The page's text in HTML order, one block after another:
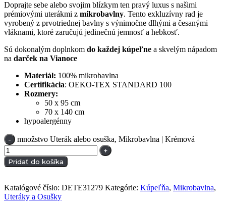
Doprajte sebe alebo svojim blízkym ten pravý luxus s našimi
prémiovými uterákmi z mikrobavlny. Tento exkluzívny rad je
vyrobený z prvotriednej bavlny s výnimočne dlhými a česanými
vláknami, ktoré zaručujú jedinečnú jemnosť a hebkosť.
Sú dokonalým doplnkom do každej kúpeľne a skvelým nápadom
na darček na Vianoce
Materiál: 100% mikrobavlna
Certifikácia: OEKO-TEX STANDARD 100
Rozmery:
50 x 95 cm
70 x 140 cm
hypoalergénny
množstvo Uterák alebo osuška, Mikrobavlna | Krémová
Pridať do košíka
Katalógové číslo: DETE31279 Kategórie: Kúpeľňa, Mikrobavlna,
Uteráky a Osušky